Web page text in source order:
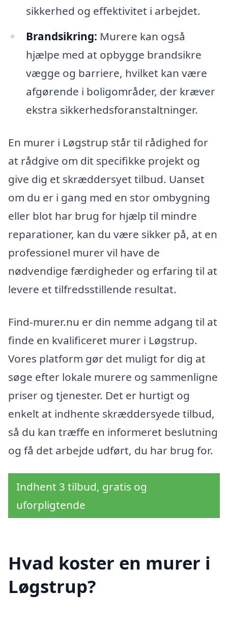
sikkerhed og effektivitet i arbejdet.
Brandsikring: Murere kan også
hjælpe med at opbygge brandsikre
vægge og barriere, hvilket kan være
afgørende i boligområder, der kræver
ekstra sikkerhedsforanstaltninger.
En murer i Løgstrup står til rådighed for
at rådgive om dit specifikke projekt og
give dig et skræddersyet tilbud. Uanset
om du er i gang med en stor ombygning
eller blot har brug for hjælp til mindre
reparationer, kan du være sikker på, at en
professionel murer vil have de
nødvendige færdigheder og erfaring til at
levere et tilfredsstillende resultat.
Find-murer.nu er din nemme adgang til at
finde en kvalificeret murer i Løgstrup.
Vores platform gør det muligt for dig at
søge efter lokale murere og sammenligne
priser og tjenester. Det er hurtigt og
enkelt at indhente skræddersyede tilbud,
så du kan træffe en informeret beslutning
og få det arbejde udført, du har brug for.
Indhent 3 tilbud, gratis og
uforpligtende
Hvad koster en murer i
Løgstrup?